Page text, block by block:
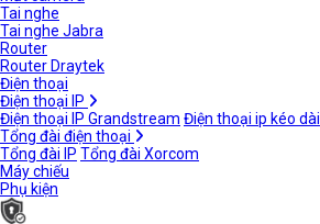
Tai nghe
Tai nghe Jabra
Router
Router Draytek
Điện thoại
Điện thoại IP
Điện thoại IP Grandstream Điện thoại ip kéo dài
Tổng đài điện thoại
Tổng đài IP Tổng đài Xorcom
Máy chiếu
Phụ kiện